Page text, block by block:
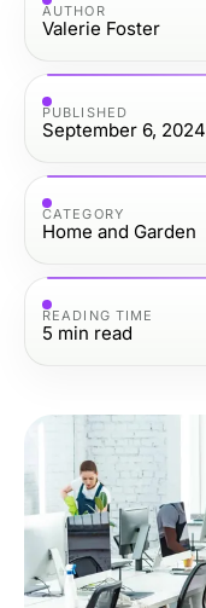
AUTHOR
Valerie Foster
PUBLISHED
September 6, 2024
CATEGORY
Home and Garden
READING TIME
5 min read